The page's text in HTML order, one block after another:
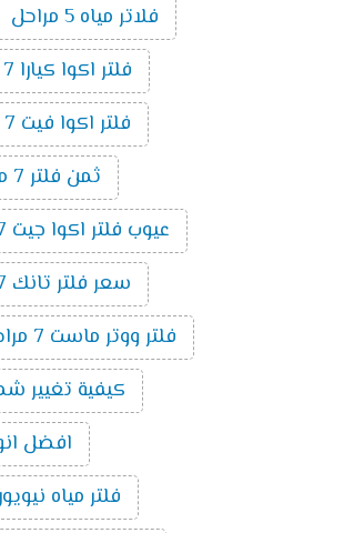
فلاتر مياه 5 مراحل
فلتر اكوا كيارا 7 مراحل
فلتر اكوا فيت 7 مراحل
ثمن فلتر 7 مراحل
عيوب فلتر اكوا جيت 7 مراحل
سعر فلتر تانك 7 مراحل 2019
فلتر ووتر ماست 7 مراحل
كيفية تغيير شمعات
افضل انواع
فلتر مياه نيويوركر 7 مراحل